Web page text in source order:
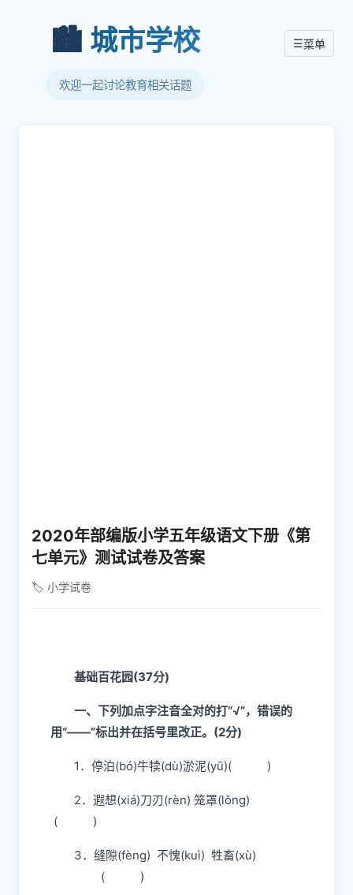
🏙️ 城市学校
欢迎一起讨论教育相关话题
☰菜单
2020年部编版小学五年级语文下册《第
七单元》测试试卷及答案
🏷️ 小学试卷
基础百花园(37分)
一、下列加点字注音全对的打“√”，错误的
用“——”标出并在括号里改正。(2分)
1．停泊(bó)牛犊(dù)淤泥(yū)( )
2． 遐想(xiá)刀刃(rèn) 笼罩(lǒnɡ)
( )
3． 缝隙(fèng) 不愧(kuì) 牲畜(xù)
( )